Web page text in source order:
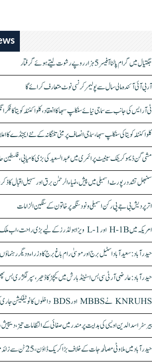
جگتیال میں گرام پالنا آفیسر 5 ہزار روپے رشوت لیتے ہوئے گرفتار
آر بی آئی آئندہ مالی سال سے پولیمر کرنسی نوٹ متعارف کرائے گا
ٹی آر ایس کی جانب سے سماجی نیائے سنکلپ سبھا کا انعقاد، کلواکنٹلہ کویتا کا
کلواکنٹلہ کویتا کی سنکلپ سبھا، سماجی انصاف پر مبنی تلنگانہ کے نئے ایجنڈے کا
مشی گن ڈیموکریٹک سینیٹ پرائمری میں عبدالسعید کی بڑی کامیابی، فلسطین
سنبھل تشدد رپورٹ اسمبلی میں پیش، ضیاء الرحمٰن برق اور سہیل اقبال کا
اتر پردیش بی جے پی رکن اسمبلی ونود سنگھ پر خاتون کے سنگین الزامات
امریکہ میں H-1B اور L-1 ویزا ہولڈرز کے لیے بڑی راحت، اب ملک چھوڑے بغیر ویزا تجدید ممکن
حیدرآباد: سعیدآباد اسٹیل برج اور موسیٰ رام باغ برج کا وزراء و دیگر
حیدرآباد: عارضی آر ٹی سی بس اسٹینڈ بارش میں کیچڑ کا ڈھیر، سپر لگژری بس
KNRUHS نے MBBS اور BDS داخلوں کا نوٹیفکیشن جاری کر دیا
بیرسٹر اسدالدین اویسی کی ہدایت پر مندر میں صفائی کے انتظامات تیز، دیپیش
حیدرآباد میں ملاوٹی مصالحہ جات کے خلاف بڑا کریک ڈاؤن، 25 ٹن سے زائد مصالحے ضبط، 3 گرفتار